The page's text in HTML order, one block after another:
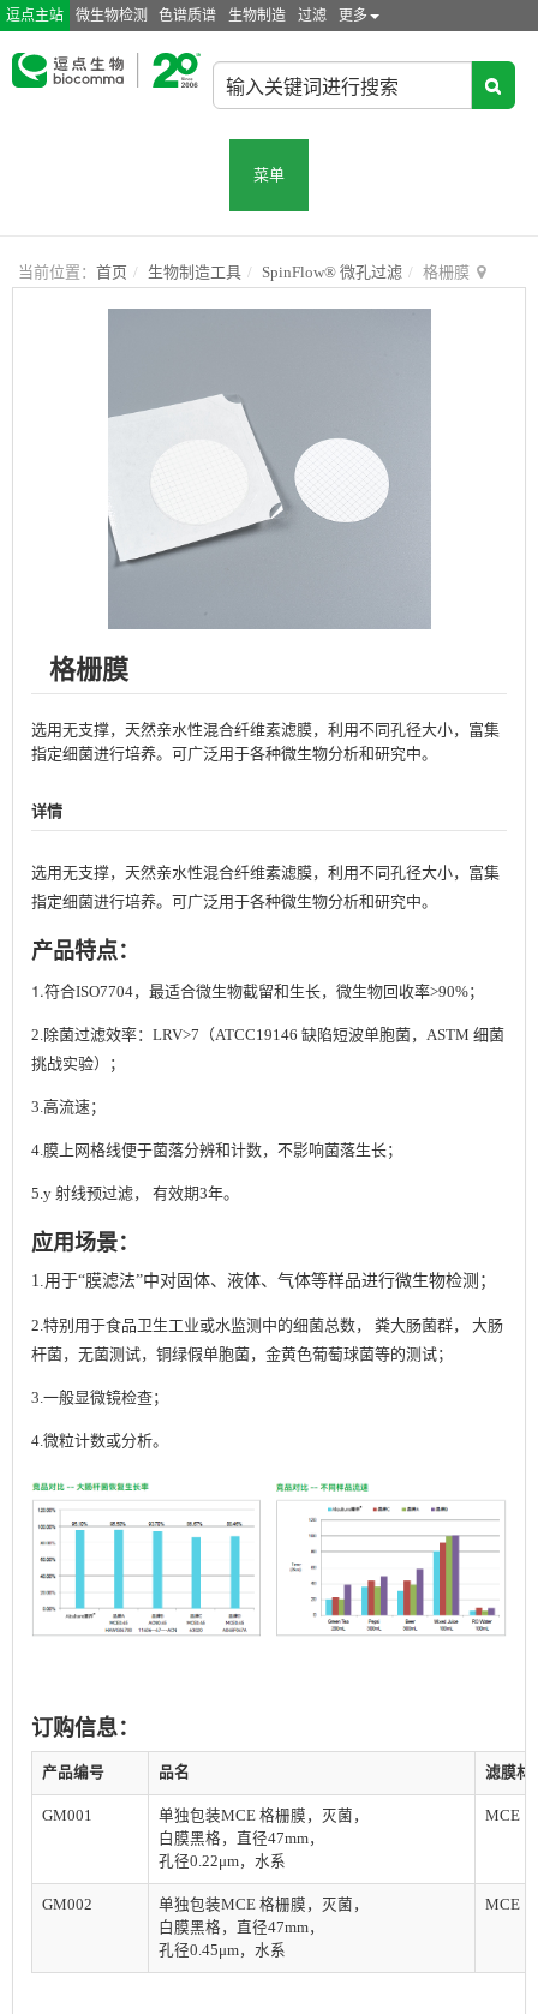
逗点主站 微生物检测 色谱质谱 生物制造 过滤 更多
菜单
当前位置： 首页 生物制造工具 SpinFlow® 微孔过滤 格栅膜
格栅膜
选用无支撑，天然亲水性混合纤维素滤膜，利用不同孔径大小，富集
指定细菌进行培养。可广泛用于各种微生物分析和研究中。
详情
选用无支撑，天然亲水性混合纤维素滤膜，利用不同孔径大小，富集
指定细菌进行培养。 可广泛用于各种微生物分析和研究中。
产品特点：
1.符合ISO7704，最适合微生物截留和生长，微生物回收率>90%；
2.除菌过滤效率：LRV>7（ATCC19146 缺陷短波单胞菌，ASTM 细菌
挑战实验）
；
3.高流速；
4.膜上网格线便于菌落分辨和计数，不影响菌落生长；
5.y 射线预过滤， 有效期3年。
应用场景：
1.用于“膜滤法”中对固体、液体、气体等样品进行微生物检测；
2.特别用于食品卫生工业或水监测中的细菌总数， 粪大肠菌群， 大肠
杆菌，无菌测试，铜绿假单胞菌，金黄色葡萄球菌等的测试；
3.一般显微镜检查；
4.微粒计数或分析。
订购信息：
产品编号 品名 滤膜材
GM001
单独包装MCE 格栅膜，灭菌，
白膜黑格，直径47mm，
孔径0.22μm，水系
MCE
GM002
单独包装MCE 格栅膜，灭菌，
白膜黑格，直径47mm，
孔径0.45μm，水系
MCE